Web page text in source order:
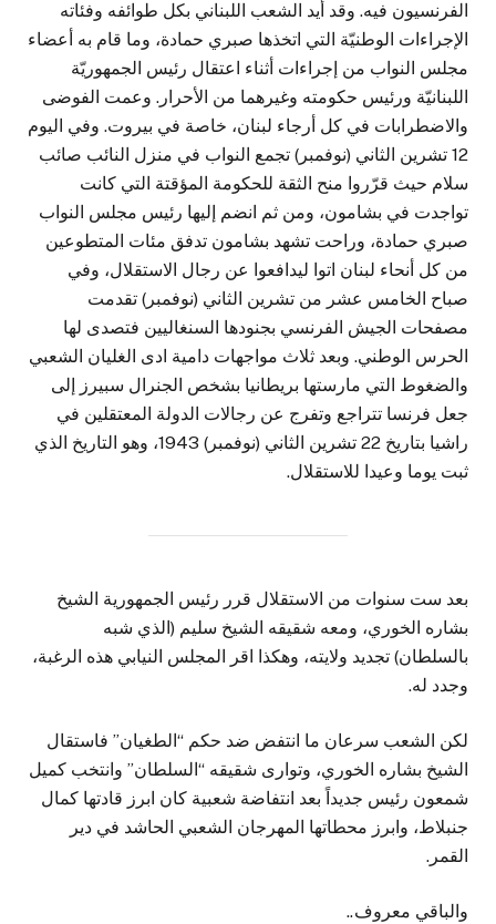
الفرنسيون فيه. وقد أيد الشعب اللبناني بكل طوائفه وفئاته
الإجراءات الوطنيّة التي اتخذها صبري حمادة، وما قام به أعضاء
مجلس النواب من إجراءات أثناء اعتقال رئيس الجمهوريّة
اللبنانيّة ورئيس حكومته وغيرهما من الأحرار. وعمت الفوضى
والاضطرابات في كل أرجاء لبنان، خاصة في بيروت. وفي اليوم
12 تشرين الثاني (نوفمبر) تجمع النواب في منزل النائب صائب
سلام حيث قرّروا منح الثقة للحكومة المؤقتة التي كانت
تواجدت في بشامون، ومن ثم انضم إليها رئيس مجلس النواب
صبري حمادة، وراحت تشهد بشامون تدفق مئات المتطوعين
من كل أنحاء لبنان اتوا ليدافعوا عن رجال الاستقلال، وفي
صباح الخامس عشر من تشرين الثاني (نوفمبر) تقدمت
مصفحات الجيش الفرنسي بجنودها السنغاليين فتصدى لها
الحرس الوطني. وبعد ثلاث مواجهات دامية ادى الغليان الشعبي
والضغوط التي مارستها بريطانيا بشخص الجنرال سبيرز إلى
جعل فرنسا تتراجع وتفرج عن رجالات الدولة المعتقلين في
راشيا بتاريخ 22 تشرين الثاني (نوفمبر) 1943، وهو التاريخ الذي
ثبت يوما وعيدا للاستقلال.
بعد ست سنوات من الاستقلال قرر رئيس الجمهورية الشيخ
بشاره الخوري، ومعه شقيقه الشيخ سليم (الذي شبه
بالسلطان) تجديد ولايته، وهكذا اقر المجلس النيابي هذه الرغبة،
وجدد له.
لكن الشعب سرعان ما انتفض ضد حكم “الطغيان” فاستقال
الشيخ بشاره الخوري، وتوارى شقيقه “السلطان” وانتخب كميل
شمعون رئيس جديداً بعد انتفاضة شعبية كان ابرز قادتها كمال
جنبلاط، وابرز محطاتها المهرجان الشعبي الحاشد في دير
القمر.
والباقي معروف..